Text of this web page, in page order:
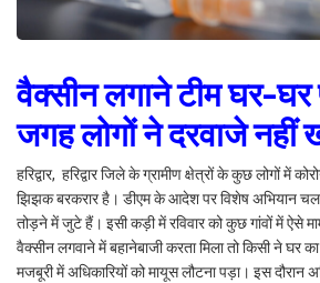
वैक्सीन लगाने टीम घर-
जगह लोगों ने दरवाजे नहीं
हरिद्वार, हरिद्वार जिले के ग्रामीण क्षेत्रों के कुछ लोगों में
झिझक बरकरार है। डीएम के आदेश पर विशेष अभियान
तोड़ने में जुटे हैं। इसी कड़ी में रविवार को कुछ गांवों में ऐसे
वैक्सीन लगवाने में बहानेबाजी करता मिला तो किसी ने घर
मजबूरी में अधिकारियों को मायूस लौटना पड़ा। इस दौरान